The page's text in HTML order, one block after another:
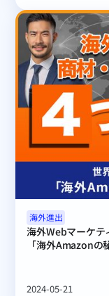
海外進出
海外Webマーケテ
「海外Amazonの
2024-05-21